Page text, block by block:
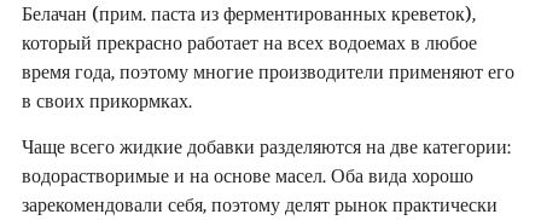
Белачан (прим. паста из ферментированных креветок),
который прекрасно работает на всех водоемах в любое
время года, поэтому многие производители применяют его
в своих прикормках.
Чаще всего жидкие добавки разделяются на две категории:
водорастворимые и на основе масел. Оба вида хорошо
зарекомендовали себя, поэтому делят рынок практически